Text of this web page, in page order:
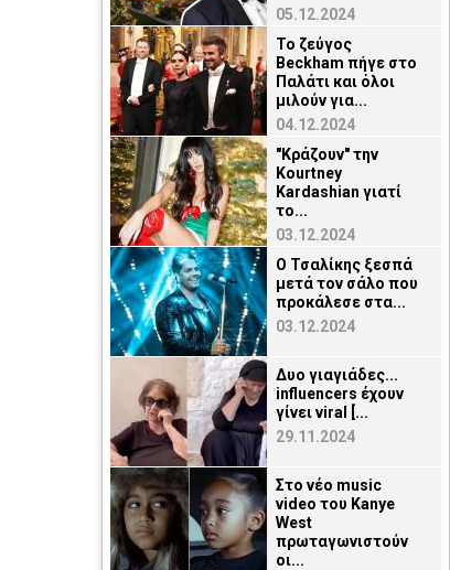
05.12.2024
Το ζεύγος
Beckham πήγε στο
Παλάτι και όλοι
μιλούν για...
04.12.2024
"Κράζουν" την
Kourtney
Kardashian γιατί
το...
03.12.2024
Ο Τσαλίκης ξεσπά
μετά τον σάλο που
προκάλεσε στα...
03.12.2024
Δυο γιαγιάδες...
influencers έχουν
γίνει viral [...
29.11.2024
Στο νέο music
video του Kanye
West
πρωταγωνιστούν
οι...